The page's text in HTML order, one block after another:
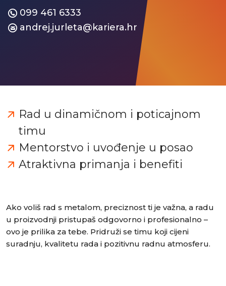
099 461 6333
andrej.jurleta@kariera.hr
Rad u dinamičnom i poticajnom
timu
Mentorstvo i uvođenje u posao
Atraktivna primanja i benefiti
Ako voliš rad s metalom, preciznost ti je važna, a radu
u proizvodnji pristupaš odgovorno i profesionalno –
ovo je prilika za tebe. Pridruži se timu koji cijeni
suradnju, kvalitetu rada i pozitivnu radnu atmosferu.